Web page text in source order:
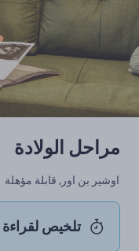
مراحل الولادة
اوشير بن اور, قابلة مؤهلة
تلخيص